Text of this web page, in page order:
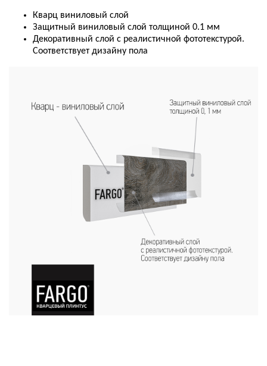
Кварц виниловый слой
Защитный виниловый слой толщиной 0.1 мм
Декоративный слой с реалистичной фототекстурой.
Соответствует дизайну пола